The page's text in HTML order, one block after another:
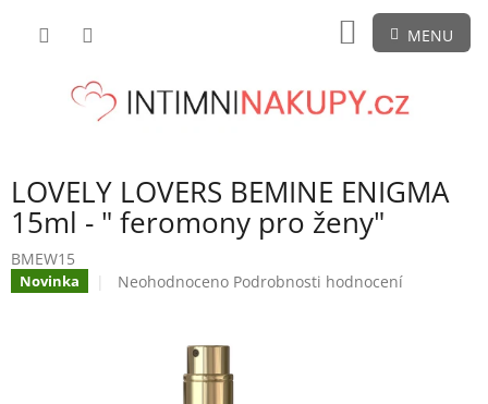
NÁKUPNÍ
KOŠÍK
LOVELY LOVERS BEMINE ENIGMA
15ml - " feromony pro ženy"
BMEW15
Novinka
Průměrné
Neohodnoceno Podrobnosti hodnocení